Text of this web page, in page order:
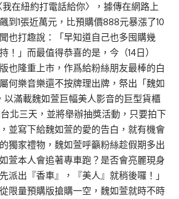
在紐約打電話給你〉，據傳在網路上
到1張近萬元，比預購價888元暴漲了10
也打趣說：「早知道自己也多囤購幾
！」而最值得恭喜的是，今（14日）
也隆重上市，作爲給粉絲朋友最棒的白
何樂音樂還不按牌理出牌，祭出「魏如
以滿載魏如萱巨幅美人影音的巨型貨櫃
北三天，並將舉辦抽獎活動，只要拍下
並寫下給魏如萱的愛的告白，就有機會
獨家禮物，魏如萱呼籲粉絲趁假期多出
萱本人會追著專車跑？是否會亮麗現身
派出『香車』，『美人』就稍後囉！」
限量預購版搶購一空，魏如萱就時不時